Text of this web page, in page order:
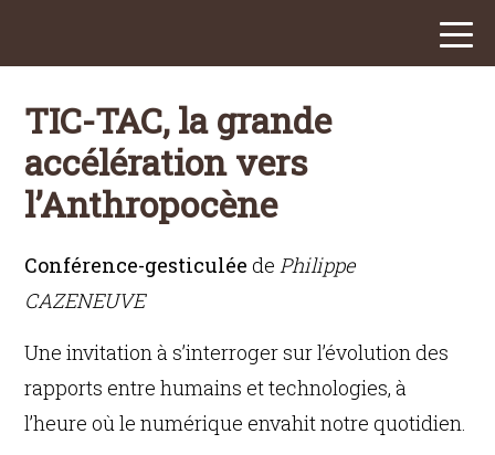
TIC-TAC, la grande
accélération vers
l’Anthropocène
Conférence-gesticulée dePhilippe
CAZENEUVE
Une invitation à s’interroger sur l’évolution des
rapports entre humains et technologies, à
l’heure où le numérique envahit notre quotidien.